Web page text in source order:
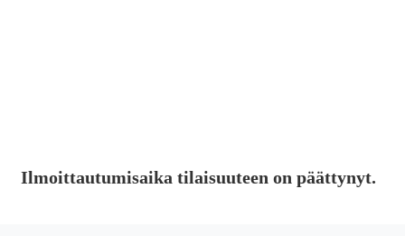
Ilmoittautumisaika tilaisuuteen on päättynyt.